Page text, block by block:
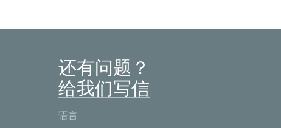
还有问题？
给我们写信
语言